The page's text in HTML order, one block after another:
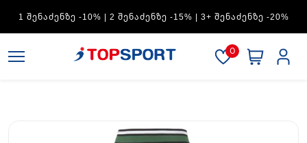
ᲨᲔᲜᲐᲫᲔᲜᲖᲔ -30%
0